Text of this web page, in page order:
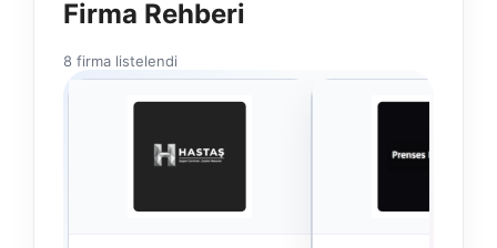
Firma Rehberi
8 firma listelendi